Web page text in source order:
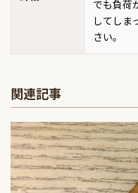
でも負荷
してしま
さい。
関連記事